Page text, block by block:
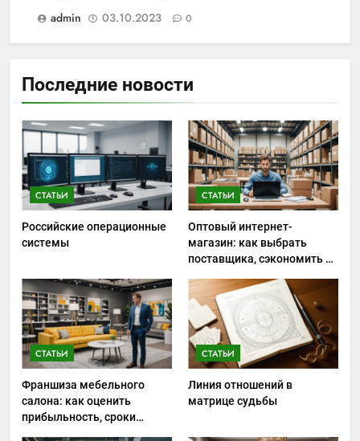
admin
03.10.2023 0
Последние новости
СТАТЬИ
Российские операционные
системы
СТАТЬИ
Оптовый интернет-
магазин: как выбрать
поставщика, сэкономить на
ассортиментом
СТАТЬИ
Франшиза мебельного
салона: как оценить
прибыльность, сроки
СТАТЬИ
Линия отношений в
матрице судьбы